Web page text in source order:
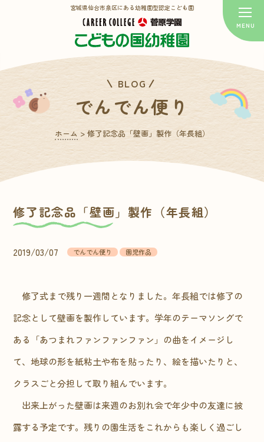
宮城県仙台市泉区にある幼稚園型認定こども園
BLOG
でんでん便り
ホーム >修了記念品「壁画」製作（年長組）
修了記念品「壁画」製作（年長組）
2019/03/07 でんでん便り 園児作品
修了式まで残り一週間となりました。年長組では修了の
記念として壁画を製作しています。学年のテーマソングで
ある「あつまれファンファンファン」の曲をイメージし
て、地球の形を紙粘土や布を貼ったり、絵を描いたりと、
クラスごと分担して取り組んでいます。
出来上がった壁画は来週のお別れ会で年少中の友達に披
露する予定です。残りの園生活をこれからも楽しく過ごし